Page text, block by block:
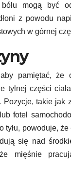
mogą być
z powodu
w górnej
pamiętać, że
tylnej części
Pozycje, takie jak
fotel
tyłu, powoduje, że
się nad
mięśnie